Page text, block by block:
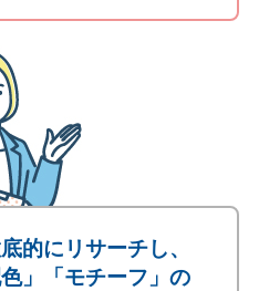
的にリサーチし、
」「モチーフ」の